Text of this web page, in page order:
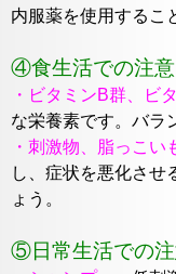
内服薬を使用するこ
④食生活での注意
・ビタミンB群、ビ
な栄養素です。バラ
・刺激物、脂っこい
し、症状を悪化させ
ょう。
⑤日常生活での注